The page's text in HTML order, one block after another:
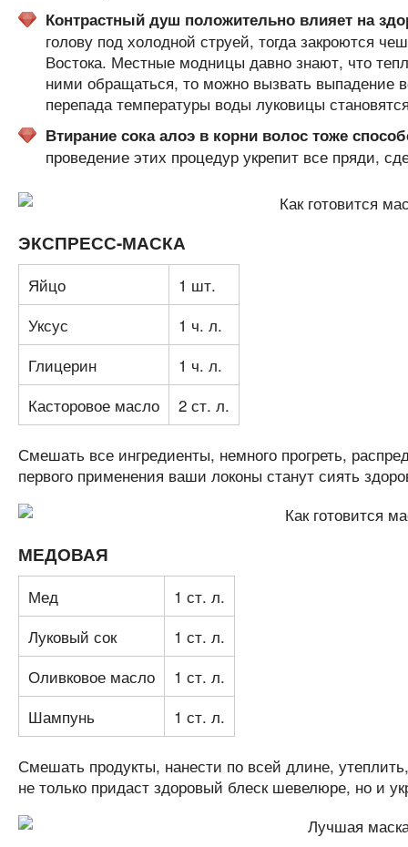
Контрастный душ положительно влияет на
голову под холодной струей, тогда закроются
Востока. Местные модницы давно знают, что
ними обращаться, то можно вызвать выпадение
перепада температуры воды луковицы
Втирание сока алоэ в корни волос тоже
проведение этих процедур укрепит все пряди,
ЭКСПРЕСС-МАСКА
Яйцо
1 шт.
Уксус
1 ч. л.
Глицерин
1 ч. л.
Касторовое масло
2 ст. л.
Смешать все ингредиенты, немного прогреть,
первого применения ваши локоны станут сиять
МЕДОВАЯ
Мед
1 ст. л.
Луковый сок
1 ст. л.
Оливковое масло
1 ст. л.
Шампунь
1 ст. л.
Смешать продукты, нанести по всей длине,
не только придаст здоровый блеск шевелюре, но и